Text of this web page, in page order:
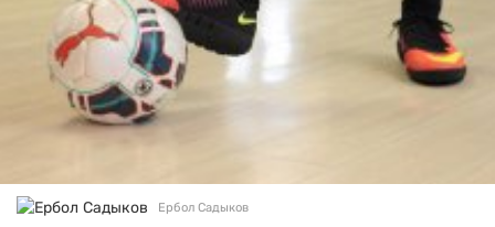
Ербол Садыков